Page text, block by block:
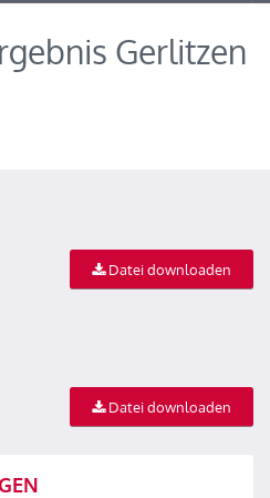
Gerlitzen
Datei downloaden
Datei downloaden